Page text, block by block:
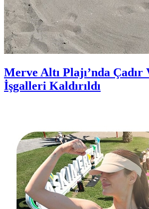
Merve Altı Plajı’nda Çadır
İşgalleri Kaldırıldı